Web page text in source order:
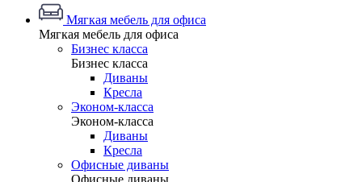
Мягкая мебель для офиса
Мягкая мебель для офиса
Бизнес класса
Бизнес класса
Диваны
Кресла
Эконом-класса
Эконом-класса
Диваны
Кресла
Офисные диваны
Офисные диваны